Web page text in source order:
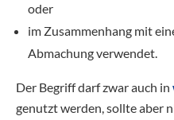
oder
im Zusammenhang mit
Abmachung verwendet.
Der Begriff darf zwar auch in
genutzt werden, sollte aber